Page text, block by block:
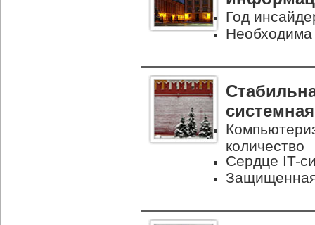
Год
Необходима
количество
Сердце IT-